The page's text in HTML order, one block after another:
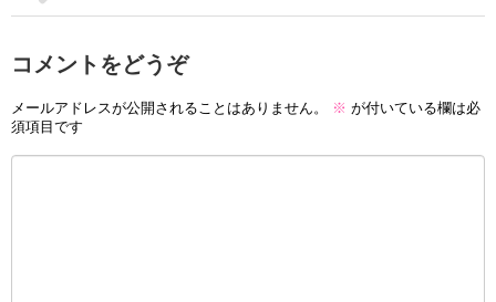
コメントをどうぞ
メールアドレスが公開されることはありません。 ※ が付いている欄は必
須項目です